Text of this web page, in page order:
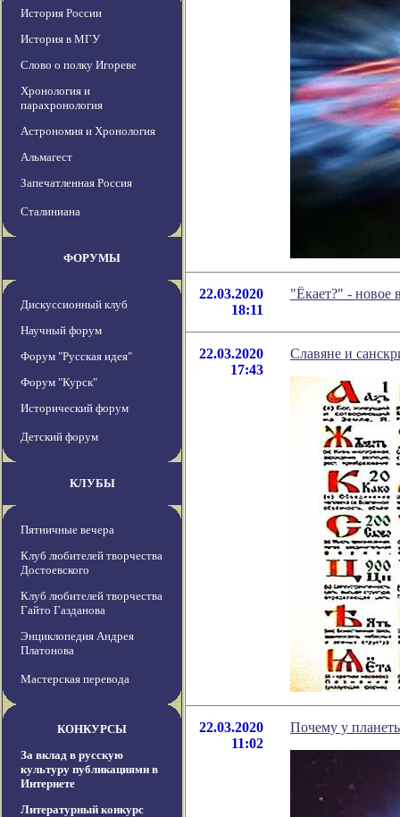
История России
История в МГУ
Слово о полку Игореве
Хронология и
парахронология
Астрономия и Хронология
Альмагест
Запечатленная Россия
Сталиниана
ФОРУМЫ
Дискуссионный клуб
Научный форум
Форум "Русская идея"
Форум "Курск"
Исторический форум
Детский форум
КЛУБЫ
Пятничные вечера
Клуб любителей творчества
Достоевского
Клуб любителей творчества
Гайто Газданова
Энциклопедия Андрея
Платонова
Мастерская перевода
КОНКУРСЫ
За вклад в русскую
культуру публикациями в
Интернете
Литературный конкурс
22.03.2020
18:11
"Ёкает?" - новое
22.03.2020
17:43
Славяне и
22.03.2020
11:02
Почему у